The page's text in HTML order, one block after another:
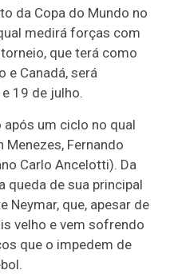
da Copa do Mundo no
medirá forças com
que terá como
e Canadá, será
19 de julho.
um ciclo no qual
Fernando
Carlo Ancelotti). Da
queda de sua principal
Neymar, que, apesar de
velho e vem sofrendo
que o impedem de